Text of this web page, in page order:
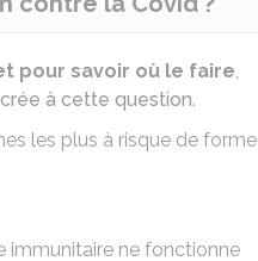
pour savoir où le faire,
à cette question.
les plus à risque de forme
immunitaire ne fonctionne